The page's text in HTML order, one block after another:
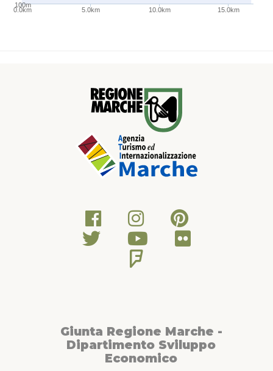
0.0km 5.0km 10.0km 15.0km
100m
Giunta Regione Marche -
Dipartimento Sviluppo
Economico